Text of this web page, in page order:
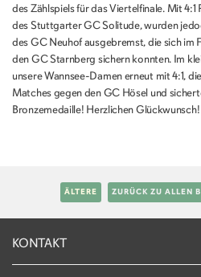
des Zählspiels für das Viertelfinale. Mit 4:1
des Stuttgarter GC Solitude, wurden
des GC Neuhof ausgebremst, die sich im
den GC Starnberg sichern konnten. Im
unsere Wannsee-Damen erneut mit 4:1,
Matches gegen den GC Hösel und
Bronzemedaille! Herzlichen Glückwunsch!
ÄLTERE ZURÜCK ZU ALLEN
KONTAKT